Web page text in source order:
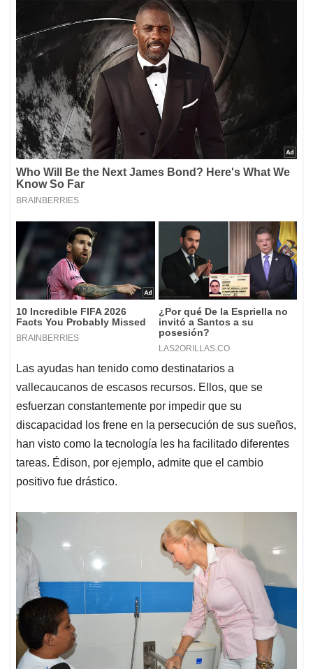
Las ayudas han tenido como destinatarios a
vallecaucanos de escasos recursos. Ellos, que se
esfuerzan constantemente por impedir que su
discapacidad los frene en la persecución de sus sueños,
han visto como la tecnología les ha facilitado diferentes
tareas. Édison, por ejemplo, admite que el cambio
positivo fue drástico.